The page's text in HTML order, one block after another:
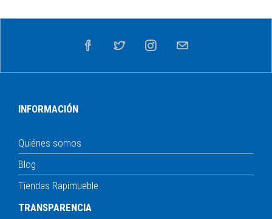
INFORMACIÓN
Quiénes somos
Blog
Tiendas Rapimueble
TRANSPARENCIA